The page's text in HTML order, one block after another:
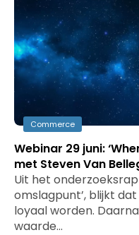
Commerce
Webinar 29 juni:
met Steven Van
Uit het
omslagpunt’, blijkt
loyaal worden.
waarde…